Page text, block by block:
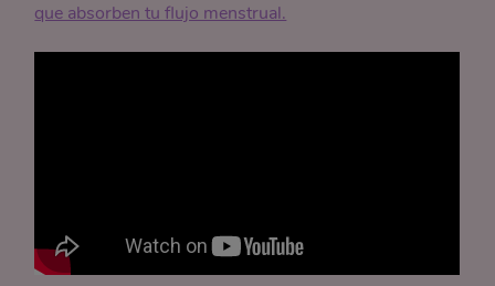
que absorben tu flujo menstrual.